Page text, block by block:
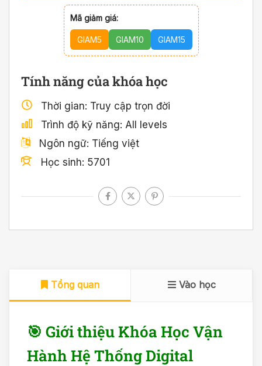
Tổng quan Vào học
🎯 Giới thiệu Khóa Học Vận
Hành Hệ Thống Digital
Mã giảm giá:
GIAM5 GIAM10 GIAM15
Tính năng của khóa học
Thời gian Truy cập trọn đời
Trình độ kỹ năng All levels
Ngôn ngữ Tiếng việt
Học sinh 5701